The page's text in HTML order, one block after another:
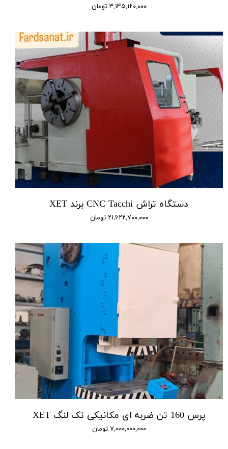
۳,۱۴۵,۱۲۰,۰۰۰ تومان
دستگاه تراش CNC Tacchi برند XET
۲۱,۶۲۲,۷۰۰,۰۰۰ تومان
پرس 160 تن ضربه ای مکانیکی تک لنگ XET
۷,۰۰۰,۰۰۰,۰۰۰ تومان